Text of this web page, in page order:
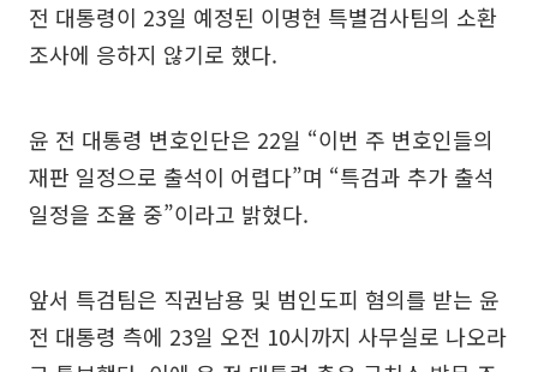
전 대통령이 23일 예정된 이명현 특별검사팀의 소환
조사에 응하지 않기로 했다.
윤 전 대통령 변호인단은 22일 “이번 주 변호인들의
재판 일정으로 출석이 어렵다”며 “특검과 추가 출석
일정을 조율 중”이라고 밝혔다.
앞서 특검팀은 직권남용 및 범인도피 혐의를 받는 윤
전 대통령 측에 23일 오전 10시까지 사무실로 나오라